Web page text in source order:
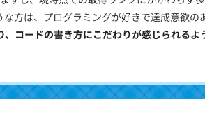
方は、プログラミングが好きで達成意欲の
コードの書き方にこだわりが感じられるよ